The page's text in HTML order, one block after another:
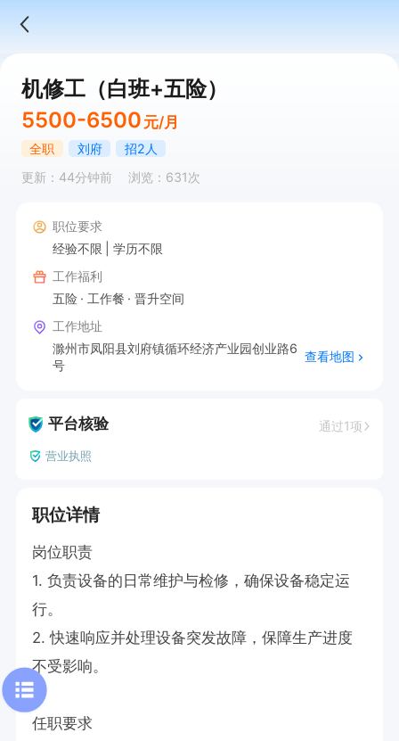
机修工（白班+五险）
5500-6500 元/月
全职 刘府
招2人
更新：44分钟前
浏览：631次
职位要求
经验不限
学历不限
工作福利
五险
工作餐
晋升空间
工作地址
滁州市凤阳县刘府镇循环经济产业园创业路6
号
查看地图
平台核验 通过1项
营业执照
职位详情
岗位职责
1. 负责设备的日常维护与检修，确保设备稳定运
行。
2. 快速响应并处理设备突发故障，保障生产进度
不受影响。
任职要求